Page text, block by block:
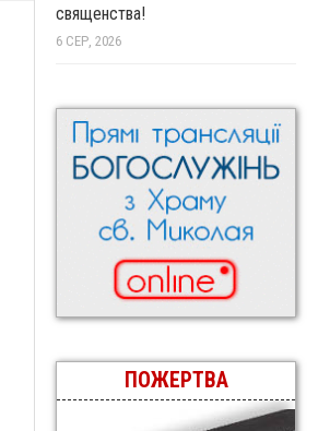
священства!
6 СЕР, 2026
ПОЖЕРТВА